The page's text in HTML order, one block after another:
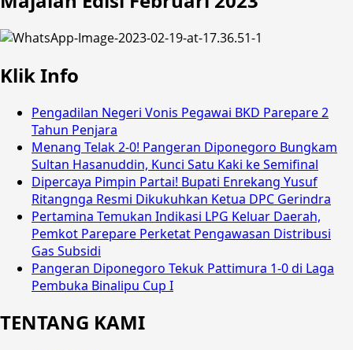
Klik Info
Pengadilan Negeri Vonis Pegawai BKD Parepare 2
Tahun Penjara
Menang Telak 2-0! Pangeran Diponegoro Bungkam
Sultan Hasanuddin, Kunci Satu Kaki ke Semifinal
Dipercaya Pimpin Partai! Bupati Enrekang Yusuf
Ritangnga Resmi Dikukuhkan Ketua DPC Gerindra
Pertamina Temukan Indikasi LPG Keluar Daerah,
Pemkot Parepare Perketat Pengawasan Distribusi
Gas Subsidi
Pangeran Diponegoro Tekuk Pattimura 1-0 di Laga
Pembuka Binalipu Cup I
TENTANG KAMI